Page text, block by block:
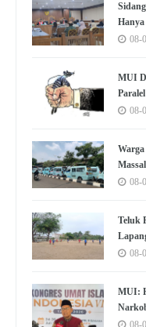
08-
MUI
08-
08-
Teluk
dan08-
MUI:
08-